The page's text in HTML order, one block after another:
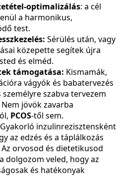
optimalizálás: a cél
a harmonikus,
test.
Sérülés után, vagy
közepette segítek újra
és elméd.
támogatása: Kismamák,
vágyók és babatervezés
szabva tervezem
jövök zavarba
PCOS-től sem.
inzulinrezisztensként
az edzés és a táplálkozás
orvosod és dietetikusod
dolgozom veled, hogy az
és hatékonyak